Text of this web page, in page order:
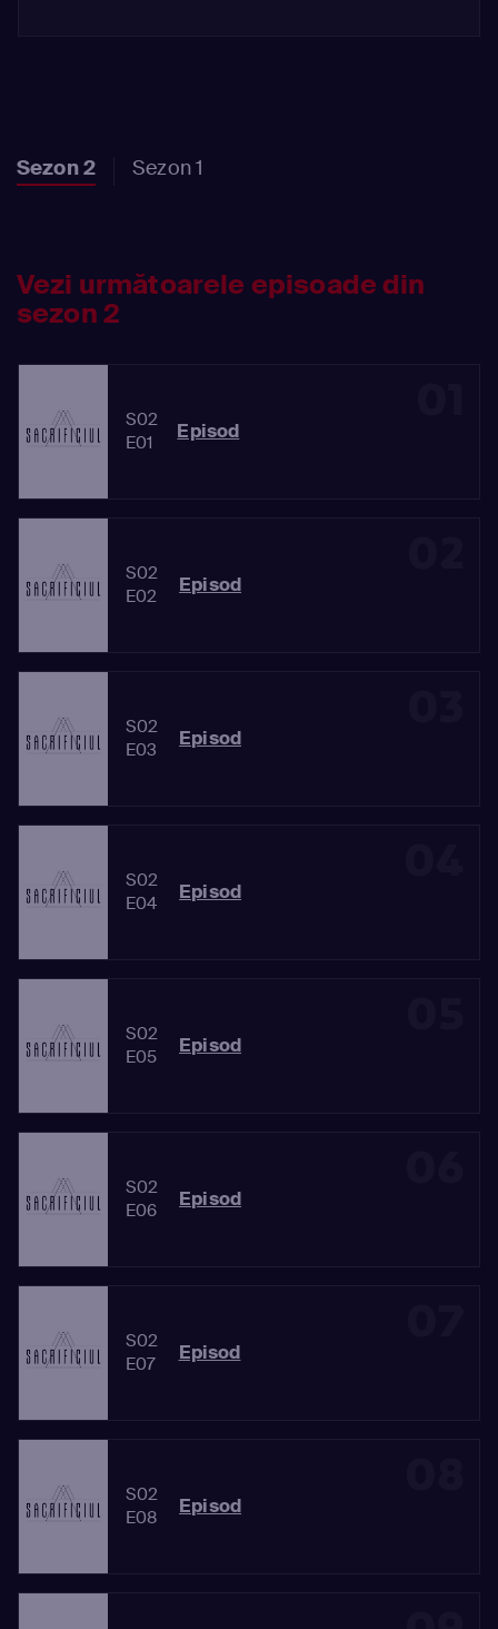
Sezon 2 Sezon 1
Vezi următoarele episoade din
sezon 2
S02
E01
Episod
S02
E02
Episod
S02
E03
Episod
S02
E04
Episod
S02
E05
Episod
S02
E06
Episod
S02
E07
Episod
S02
E08
Episod